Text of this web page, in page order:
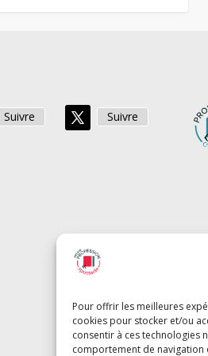
Pour offrir les meilleures
cookies pour stocker et/ou
consentir à ces technologies
comportement de navigation
Suivre Suivre